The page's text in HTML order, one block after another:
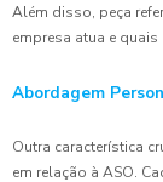
Além disso, peça
empresa atua e
Abordagem
Outra característica
em relação à ASO.